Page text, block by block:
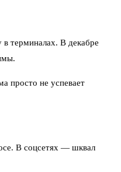
терминалах. В декабре
просто не успевает
В соцсетях — шквал